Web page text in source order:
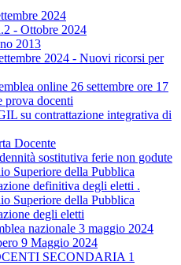
2024
- Ottobre 2024
2013
2024 - Nuovi ricorsi per
online 26 settembre ore 17
prova docenti
su contrattazione integrativa di
Docente
sostitutiva ferie non godute
Superiore della Pubblica
definitiva degli eletti .
Superiore della Pubblica
degli eletti
nazionale 3 maggio 2024
9 Maggio 2024
SECONDARIA 1